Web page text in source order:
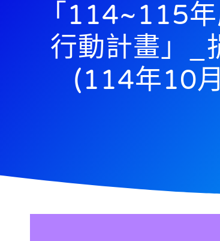
「114~115
行動計畫」_
(114年10